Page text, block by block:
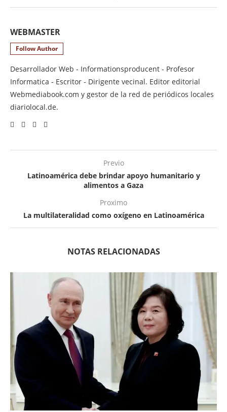
WEBMASTER
Follow Author
Desarrollador Web - Informationsproducent - Profesor
Informatica - Escritor - Dirigente vecinal. Editor editorial
Webmediabook.com y gestor de la red de periódicos locales
diariolocal.de.
Previo
Latinoamérica debe brindar apoyo humanitario y
alimentos a Gaza
Proximo
La multilateralidad como oxígeno en Latinoamérica
NOTAS RELACIONADAS